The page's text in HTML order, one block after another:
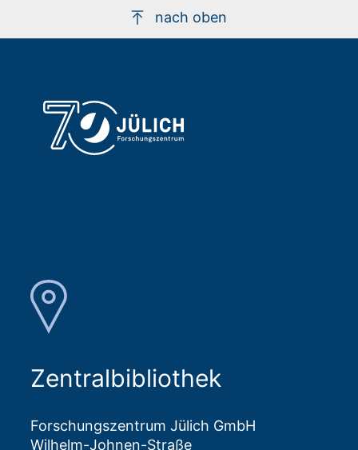
nach oben
Zentralbibliothek
Forschungszentrum Jülich GmbH
Wilhelm-Johnen-Straße